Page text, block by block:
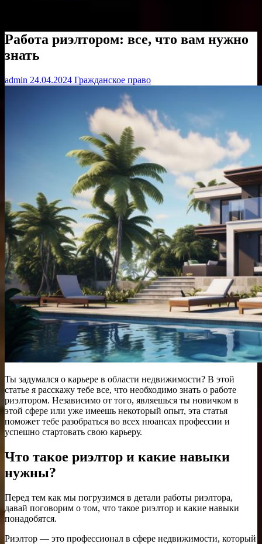
Работа риэлтором: все, что вам нужно
знать
admin 24.04.2024 Гражданское право
Ты задумался о карьере в области недвижимости? В этой
статье я расскажу тебе все, что необходимо знать о работе
риэлтором. Независимо от того, являешься ты новичком в
этой сфере или уже имеешь некоторый опыт, эта статья
поможет тебе разобраться во всех нюансах профессии и
успешно стартовать свою карьеру.
Что такое риэлтор и какие навыки
нужны?
Перед тем как мы погрузимся в детали работы риэлтора,
давай поговорим о том, что такое риэлтор и какие навыки
понадобятся.
Риэлтор — это профессионал в сфере недвижимости, который